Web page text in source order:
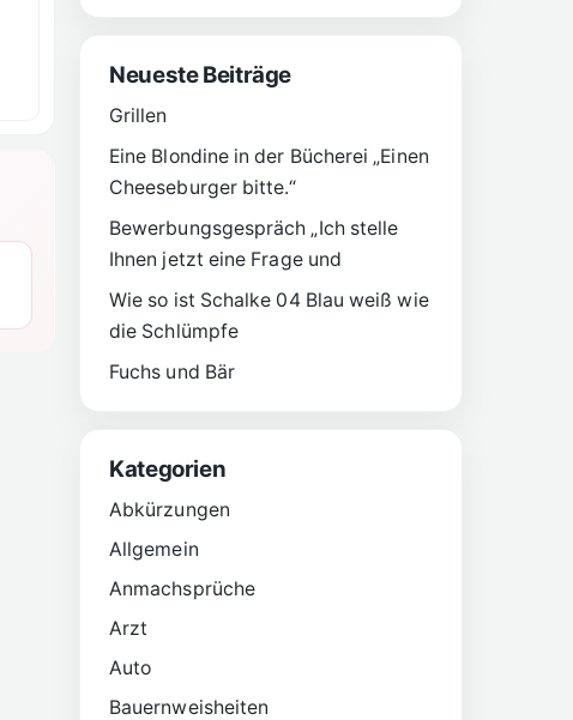
Neueste Beiträge
Grillen
Eine Blondine in der Bücherei „Einen
Cheeseburger bitte.“
Bewerbungsgespräch „Ich stelle
Ihnen jetzt eine Frage und
Wie so ist Schalke 04 Blau weiß wie
die Schlümpfe
Fuchs und Bär
Kategorien
Abkürzungen
Allgemein
Anmachsprüche
Arzt
Auto
Bauernweisheiten